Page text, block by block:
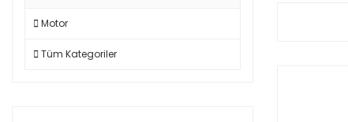
Motor
Tüm Kategoriler